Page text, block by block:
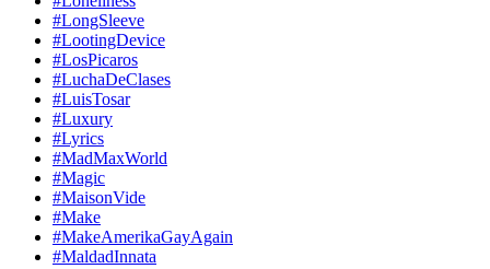
#LongSleeve
#LootingDevice
#LosPicaros
#LuchaDeClases
#LuisTosar
#Luxury
#Lyrics
#MadMaxWorld
#Magic
#MaisonVide
#Make
#MakeAmerikaGayAgain
#MaldadInnata